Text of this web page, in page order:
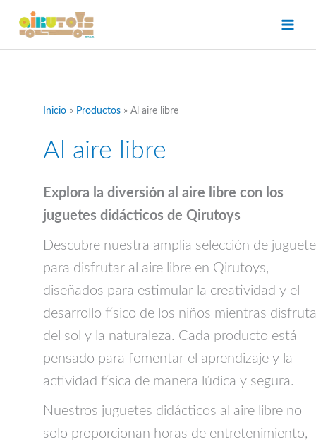
Inicio Productos Al aire libre
Al aire libre
Explora la diversión al aire libre con los
juguetes didácticos de Qirutoys
Descubre nuestra amplia selección de
para disfrutar al aire libre en Qirutoys,
diseñados para estimular la creatividad y el
desarrollo físico de los niños mientras
del sol y la naturaleza. Cada producto está
pensado para fomentar el aprendizaje y la
actividad física de manera lúdica y segura.
Nuestros juguetes didácticos al aire libre no
solo proporcionan horas de entretenimiento,